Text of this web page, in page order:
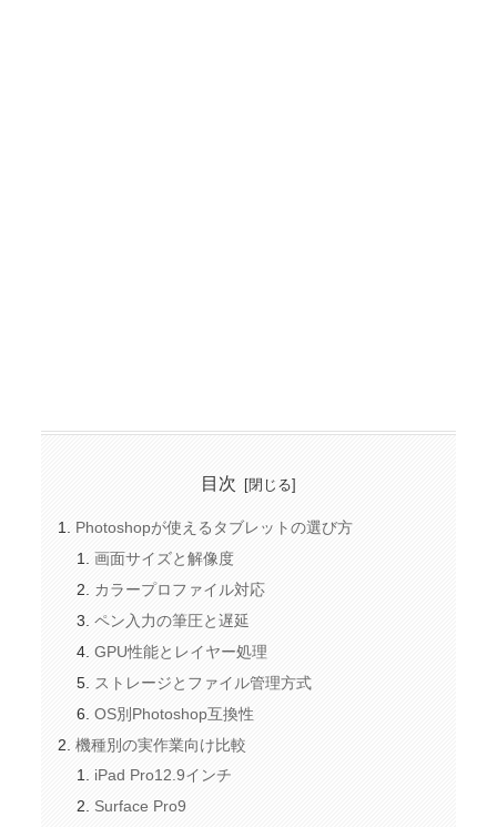
目次
Photoshopが使えるタブレットの選び方
画面サイズと解像度
カラープロファイル対応
ペン入力の筆圧と遅延
GPU性能とレイヤー処理
ストレージとファイル管理方式
OS別Photoshop互換性
機種別の実作業向け比較
iPad Pro12.9インチ
Surface Pro9